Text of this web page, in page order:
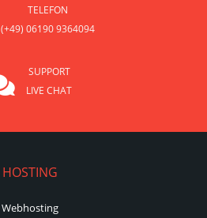
TELEFON
(+49) 06190 9364094
SUPPORT
LIVE CHAT
HOSTING
Webhosting